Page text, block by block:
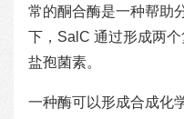
常的酮合酶是一种帮助
下，SalC 通过形成两
盐孢菌素。
一种酶可以形成合成化